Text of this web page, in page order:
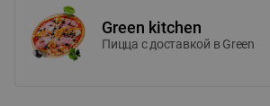
Green kitchen
Пицца c доставкой в Green